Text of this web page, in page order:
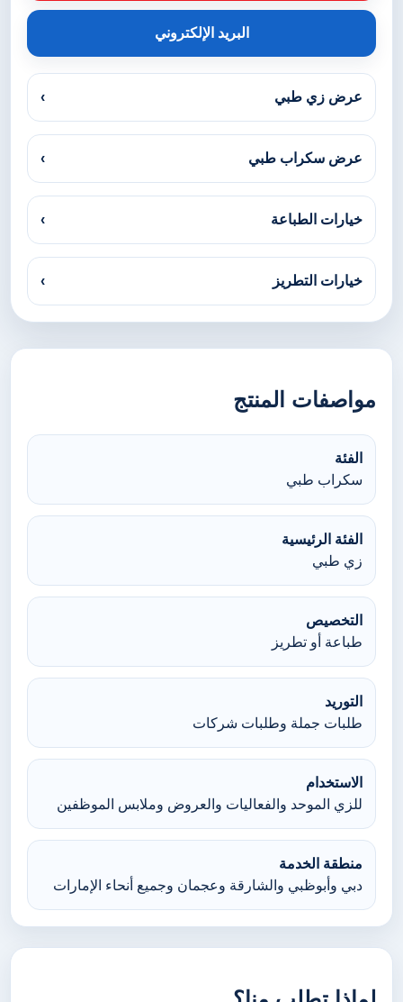
البريد الإلكتروني
عرض زي طبي ›
عرض سكراب طبي ›
خيارات الطباعة ›
خيارات التطريز ›
مواصفات المنتج
الفئة
سكراب طبي
الفئة الرئيسية
زي طبي
التخصيص
طباعة أو تطريز
التوريد
طلبات جملة وطلبات شركات
الاستخدام
للزي الموحد والفعاليات والعروض وملابس الموظفين
منطقة الخدمة
دبي وأبوظبي والشارقة وعجمان وجميع أنحاء الإمارات